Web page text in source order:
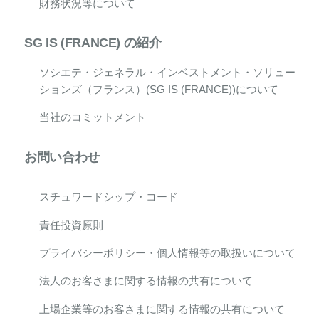
財務状況等について
SG IS (FRANCE) の紹介
ソシエテ・ジェネラル・インベストメント・ソリュー
ションズ（フランス）(SG IS (FRANCE))について
当社のコミットメント
お問い合わせ
スチュワードシップ・コード
責任投資原則
プライバシーポリシー・個人情報等の取扱いについて
法人のお客さまに関する情報の共有について
上場企業等のお客さまに関する情報の共有について